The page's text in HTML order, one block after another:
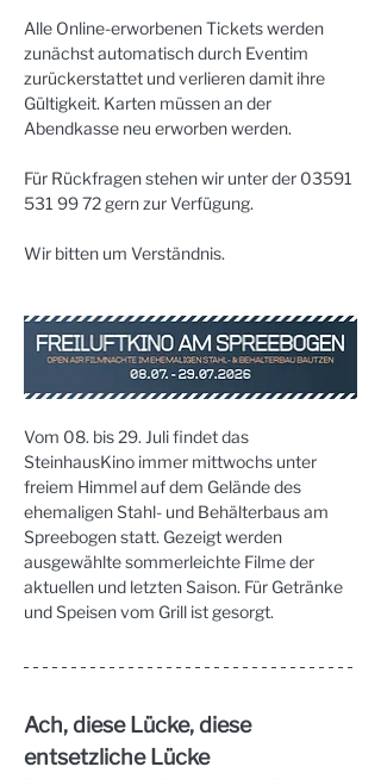
Alle Online-erworbenen Tickets werden
zunächst automatisch durch Eventim
zurückerstattet und verlieren damit ihre
Gültigkeit. Karten müssen an der
Abendkasse neu erworben werden.
Für Rückfragen stehen wir unter der 03591
531 99 72 gern zur Verfügung.
Wir bitten um Verständnis.
Vom 08. bis 29. Juli findet das
SteinhausKino immer mittwochs unter
freiem Himmel auf dem Gelände des
ehemaligen Stahl- und Behälterbaus am
Spreebogen statt. Gezeigt werden
ausgewählte sommerleichte Filme der
aktuellen und letzten Saison. Für Getränke
und Speisen vom Grill ist gesorgt.
Ach, diese Lücke, diese
entsetzliche Lücke